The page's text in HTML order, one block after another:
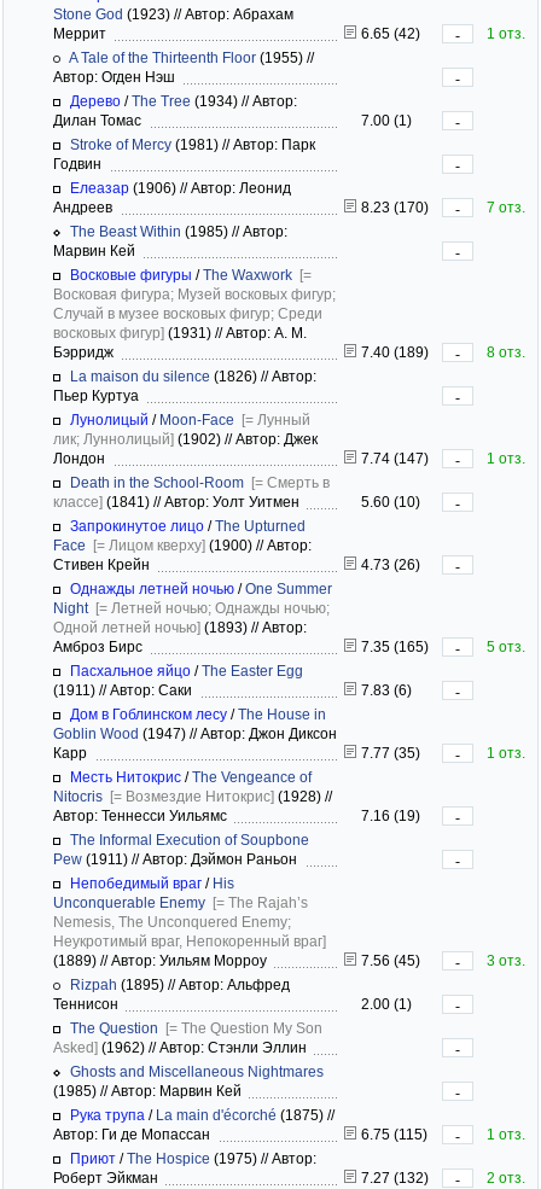
Stone God (1923) //Автор: Абрахам
Меррит
6.65 (42) -
1 отз.
A Tale of the Thirteenth Floor (1955) //
Автор: Огден Нэш
-
Дерево /The Tree (1934) //Автор:
Дилан Томас
7.00 (1)
-
Stroke of Mercy (1981) //Автор: Парк
Годвин
-
Елеазар (1906) //Автор: Леонид
Андреев
8.23 (170) -
7 отз.
The Beast Within (1985) //Автор:
Марвин Кей
-
Восковые фигуры /The Waxwork [=
Восковая фигура; Музей восковых фигур;
Случай в музее восковых фигур; Среди
восковых фигур] (1931) //Автор: А. М.
Бэрридж
7.40 (189) -
8 отз.
La maison du silence (1826) //Автор:
Пьер Куртуа
-
Лунолицый / Moon-Face [= Лунный
лик; Луннолицый] (1902) //Автор: Джек
Лондон
7.74 (147) -
1 отз.
Death in the School-Room [= Смерть в
классе] (1841) //Автор: Уолт Уитмен 5.60 (10)
-
Запрокинутое лицо /The Upturned
Face [= Лицом кверху] (1900) //Автор:
Стивен Крейн
4.73 (26)
-
Однажды летней ночью /One Summer
Night [= Летней ночью; Однажды ночью;
Одной летней ночью] (1893) //Автор:
Амброз Бирс
7.35 (165) -
5 отз.
Пасхальное яйцо /The Easter Egg
(1911) //Автор: Саки 7.83 (6)
-
Дом в Гоблинском лесу /The House in
Goblin Wood (1947) //Автор: Джон Диксон
Карр
7.77 (35) -
1 отз.
Месть Нитокрис /The Vengeance of
Nitocris [= Возмездие Нитокрис] (1928) //
Автор: Теннесси Уильямс
7.16 (19)
-
The Informal Execution of Soupbone
Pew (1911) //Автор: Дэймон Раньон
-
Непобедимый враг / His
Unconquerable Enemy [= The Rajah’s
Nemesis, The Unconquered Enemy;
Неукротимый враг, Непокоренный враг]
(1889) //Автор: Уильям Морроу 7.56 (45) -
3 отз.
Rizpah (1895) //Автор: Альфред
Теннисон
2.00 (1)
-
The Question [= The Question My Son
Asked] (1962) //Автор: Стэнли Эллин
-
Ghosts and Miscellaneous Nightmares
(1985) //Автор: Марвин Кей
-
Рука трупа / La main d'écorché (1875) //
Автор: Ги де Мопассан
6.75 (115) -
1 отз.
Приют /The Hospice (1975) //Автор:
Роберт Эйкман
7.27 (132) -
2 отз.